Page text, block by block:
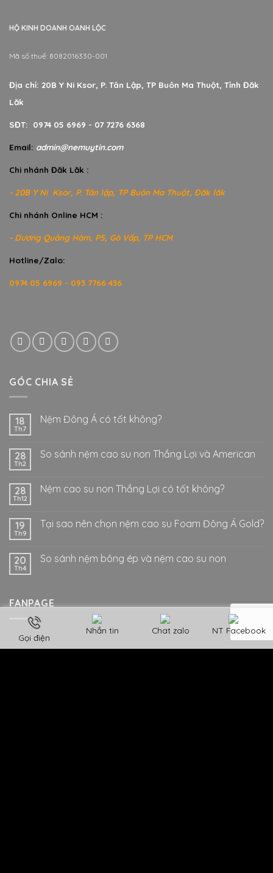
HỘ KINH DOANH OANH LỘC
Mã số thuế: 8082016330-001
Địa chỉ: 20B Y Ni Ksor, P. Tân Lập, TP Buôn Ma Thuột, Tỉnh Đăk
Lăk
SĐT: 0974 05 6969 - 07 7276 6368
Email: admin@nemuytin.com
Chi nhánh Đăk Lăk :
- 20B Y Ni Ksor, P. Tân lập, TP Buôn Ma Thuột, Đăk lăk
Chi nhánh Online HCM :
- Dương Quảng Hàm, P5, Gò Vấp, TP HCM
Hotline/Zalo:
0974 05 6969 - 093 7766 436
GÓC CHIA SẺ
18
Th7
Nệm Đông Á có tốt không?
28
Th2
So sánh nệm cao su non Thắng Lợi và American
28
Th12
Nệm cao su non Thắng Lợi có tốt không?
19
Th9
Tại sao nên chọn nệm cao su Foam Đông Á Gold?
20
Th4
So sánh nệm bông ép và nệm cao su non
FANPAGE
Gọi điện
Nhắn tin Chat zalo NT Facebook